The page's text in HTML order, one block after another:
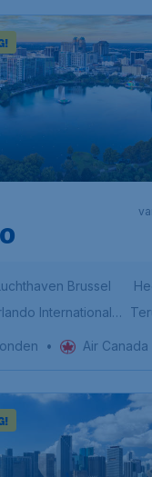
Brussel
International
• Air Canada